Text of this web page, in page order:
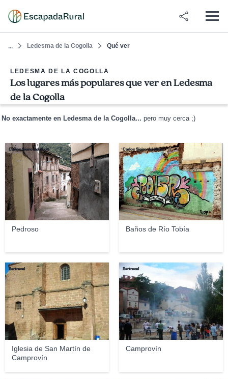
... Ledesma de la Cogolla Qué ver
LEDESMA DE LA COGOLLA
Los lugares más populares que ver en Ledesma
de la Cogolla
No exactamente en Ledesma de la Cogolla... pero muy cerca ;)
Pedroso
Carlos Sieiro del Nido
Baños de Río Tobía
Carlos Sieiro del Nido
Iglesia de San Martín de
Camprovín
Sertrevel
Camprovín
Sertrevel